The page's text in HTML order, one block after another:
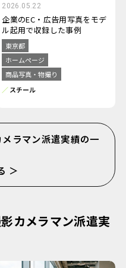
2026.05.22
企業のEC・広告用写真をモデ
ル起用で収録した事例
東京都
ホームページ
商品写真・物撮り
スチール
ラマン派遣実績の一
＞
カメラマン派遣実